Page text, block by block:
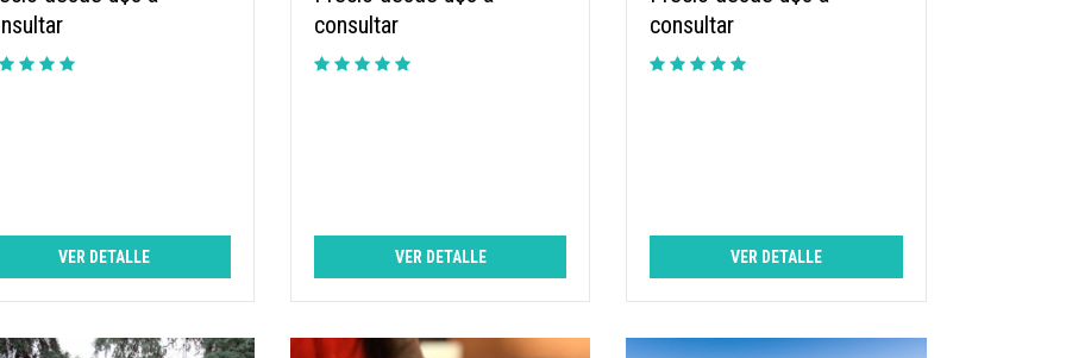
VER DETALLE
consultar
VER DETALLE
consultar
VER DETALLE